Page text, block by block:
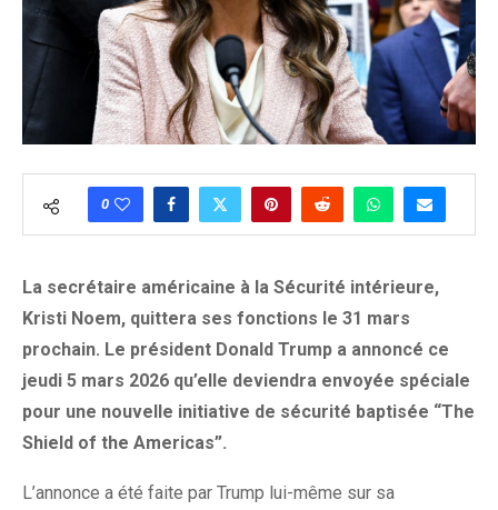
0
La secrétaire américaine à la Sécurité intérieure,
Kristi Noem, quittera ses fonctions le 31 mars
prochain. Le président Donald Trump a annoncé ce
jeudi 5 mars 2026 qu’elle deviendra envoyée spéciale
pour une nouvelle initiative de sécurité baptisée “The
Shield of the Americas”.
L’annonce a été faite par Trump lui-même sur sa